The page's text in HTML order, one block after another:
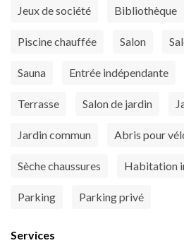
Jeux de société Bibliothèque
Piscine chauffée Salon
Sauna Entrée indépendante
Terrasse Salon de jardin
Jardin commun Abris pour
Sèche chaussures Habitation
Parking Parking privé
Services